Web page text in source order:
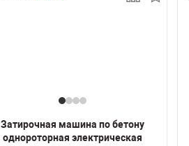
Затирочная машина по бетону
однороторная электрическая